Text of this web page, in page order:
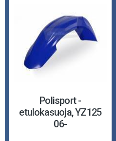
Polisport -
etulokasuoja, YZ125
06-